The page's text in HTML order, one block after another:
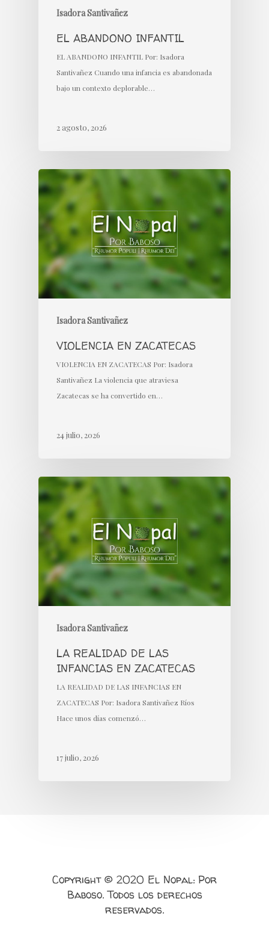
Isadora Santivañez
EL ABANDONO INFANTIL
EL ABANDONO INFANTIL Por: Isadora
Santivañez Cuando una infancia es abandonada
bajo un contexto deplorable…
2 agosto, 2026
Isadora Santivañez
VIOLENCIA EN ZACATECAS
VIOLENCIA EN ZACATECAS Por: Isadora
Santivañez La violencia que atraviesa
Zacatecas se ha convertido en…
24 julio, 2026
Isadora Santivañez
LA REALIDAD DE LAS
INFANCIAS EN ZACATECAS
LA REALIDAD DE LAS INFANCIAS EN
ZACATECAS Por: Isadora Santivañez Ríos
Hace unos días comenzó…
17 julio, 2026
Copyright © 2020 El Nopal: Por
Baboso. Todos los derechos
reservados.